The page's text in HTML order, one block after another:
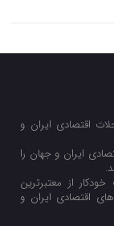
اقتصادی ایران و
ایران و جهان را
از معتبرترین
اقتصادی ایران و